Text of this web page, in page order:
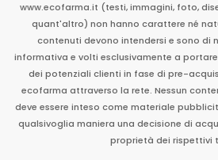
www.ecofarma.it (testi, immagini, foto,
quant'altro) non hanno carattere né
contenuti devono intendersi e sono di
informativa e volti esclusivamente a
dei potenziali clienti in fase di pre-
ecofarma attraverso la rete. Nessun
deve essere inteso come materiale
qualsivoglia maniera una decisione di
proprietà dei rispettivi